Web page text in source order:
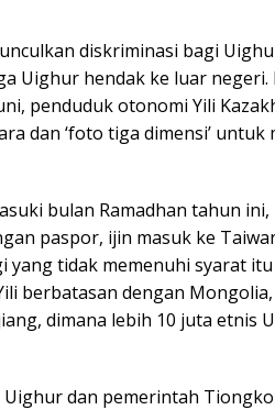
diskriminasi bagi
Uighur hendak ke luar negeri.
penduduk otonomi Yili
dan ‘foto tiga dimensi’ untuk
bulan Ramadhan tahun
paspor, ijin masuk ke
yang tidak memenuhi syarat itu
berbatasan dengan Mongolia,
dimana lebih 10 juta etnis
Uighur dan pemerintah